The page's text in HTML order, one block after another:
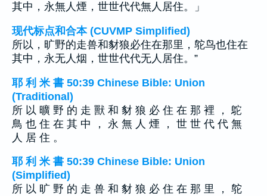
其中，永無人煙，世世代代無人居住。」
现代标点和合本 (CUVMP Simplified)
所以，旷野的走兽和豺狼必住在那里，鸵鸟也住在
其中，永无人烟，世世代代无人居住。”
耶 利 米 書 50:39 Chinese Bible: Union
(Traditional)
所 以 曠 野 的 走 獸 和 豺 狼 必 住 在 那 裡 ， 鴕
鳥 也 住 在 其 中 ， 永 無 人 煙 ， 世 世 代 代 無
人 居 住 。
耶 利 米 書 50:39 Chinese Bible: Union
(Simplified)
所 以 旷 野 的 走 兽 和 豺 狼 必 住 在 那 里 ， 鸵